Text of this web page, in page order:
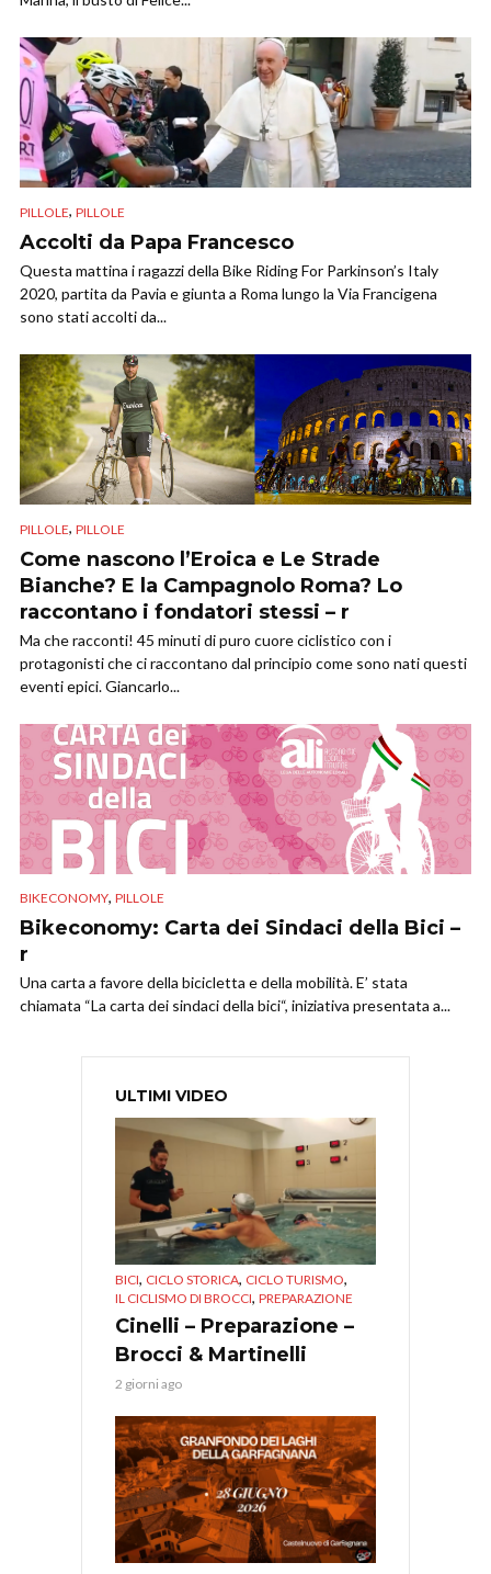
PILLOLE, PILLOLE
Accolti da Papa Francesco
Questa mattina i ragazzi della Bike Riding For Parkinson’s Italy
2020, partita da Pavia e giunta a Roma lungo la Via Francigena
sono stati accolti da...
PILLOLE, PILLOLE
Come nascono l’Eroica e Le Strade
Bianche? E la Campagnolo Roma? Lo
raccontano i fondatori stessi – r
Ma che racconti! 45 minuti di puro cuore ciclistico con i
protagonisti che ci raccontano dal principio come sono nati questi
eventi epici. Giancarlo...
BIKECONOMY, PILLOLE
Bikeconomy: Carta dei Sindaci della Bici –
r
Una carta a favore della bicicletta e della mobilità. E’ stata
chiamata “La carta dei sindaci della bici“, iniziativa presentata a...
ULTIMI VIDEO
BICI, CICLO STORICA, CICLO TURISMO,
IL CICLISMO DI BROCCI, PREPARAZIONE
Cinelli – Preparazione –
Brocci & Martinelli
2 giorni ago